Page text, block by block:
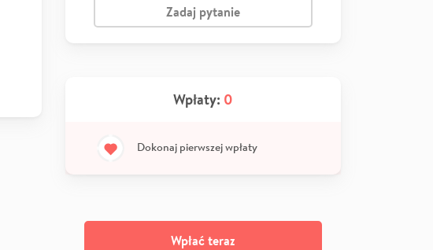
Zadaj pytanie
Wpłaty: 0
Dokonaj pierwszej wpłaty
Wpłać teraz